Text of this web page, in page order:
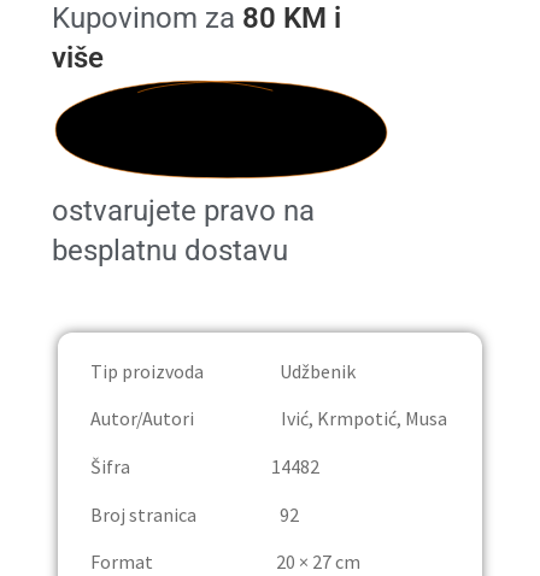
Publicistika
Rječnici
Udžbenici
Četvrti razred
Deveti razred
Osmi razred
Kupovinom za 80 KM i
više
ostvarujete pravo na
besplatnu dostavu
Tip proizvoda Udžbenik
Autor/Autori Ivić, Krmpotić, Musa
Šifra 14482
Broj stranica 92
Format 20 × 27 cm